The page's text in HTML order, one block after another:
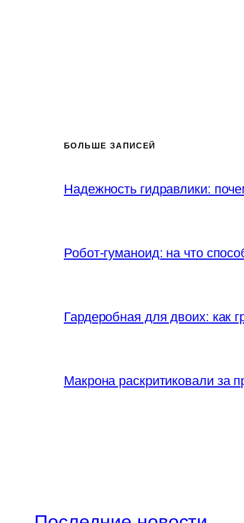
БОЛЬШЕ ЗАПИСЕЙ
Надежность гидравлики:
Робот-гуманоид: на что
Гардеробная для двоих: как
Макрона раскритиковали за